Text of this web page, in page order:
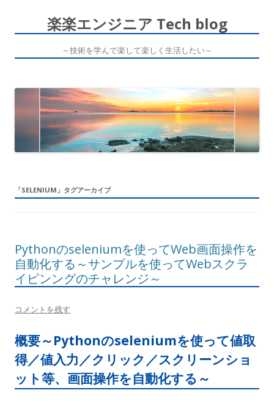
楽楽エンジニア Tech blog
～技術を学んで楽して楽しく生活したい～
ン
テ
ン
ツ
へ
ス
キ
ッ
プ
「SELENIUM 」タグアーカイブ
Pythonのseleniumを使ってWeb画面操作を
自動化する～サンプルを使ってWebスクラ
イピンングのチャレンジ～
コメントを残す
概要～Pythonのseleniumを使って値取
得／値入力／クリック／スクリーンショ
ット等、画面操作を自動化する～